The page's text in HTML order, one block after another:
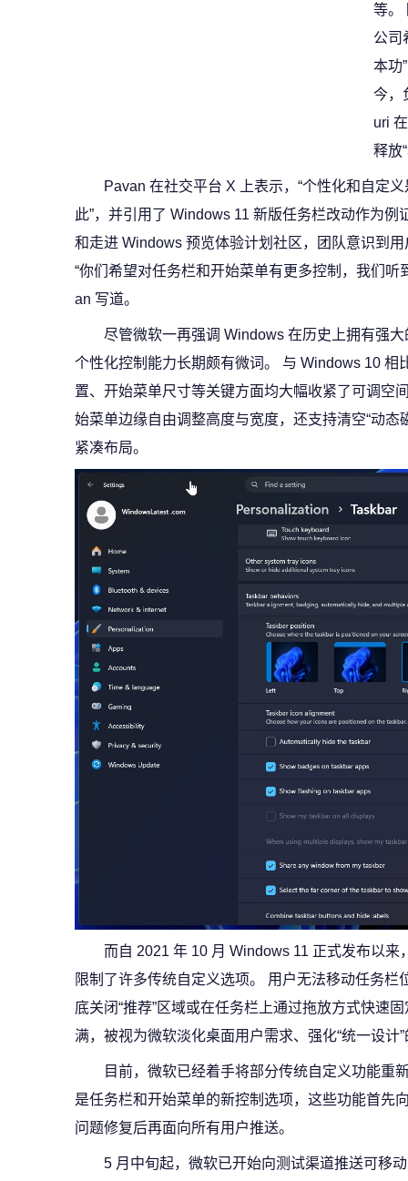
等。
公司
本功
今，
uri
释放
Pavan 在社交平台 X 上表示，“个性化和自定
此”，并引用了 Windows 11 新版任务栏改动作为
和走进 Windows 预览体验计划社区，团队意识到
“你们希望对任务栏和开始菜单有更多控制，我们
an 写道。
尽管微软一再强调 Windows 在历史上拥有强
个性化控制能力长期颇有微词。 与 Windows 10 相
置、开始菜单尺寸等关键方面均大幅收紧了可调空
始菜单边缘自由调整高度与宽度，还支持清空“动态
紧凑布局。
而自 2021 年 10 月 Windows 11 正式发布以
限制了许多传统自定义选项。 用户无法移动任务
底关闭“推荐”区域或在任务栏上通过拖放方式快速
满，被视为微软淡化桌面用户需求、强化“统一设计
目前，微软已经着手将部分传统自定义功能重
是任务栏和开始菜单的新控制选项，这些功能首先
问题修复后再面向所有用户推送。
5 月中旬起，微软已开始向测试渠道推送可移